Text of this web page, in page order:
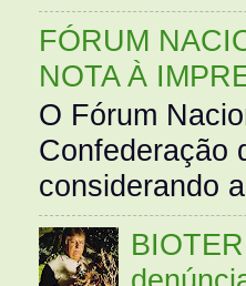
FÓRUM
NOTA À
O Fórum
Confederação
considerando